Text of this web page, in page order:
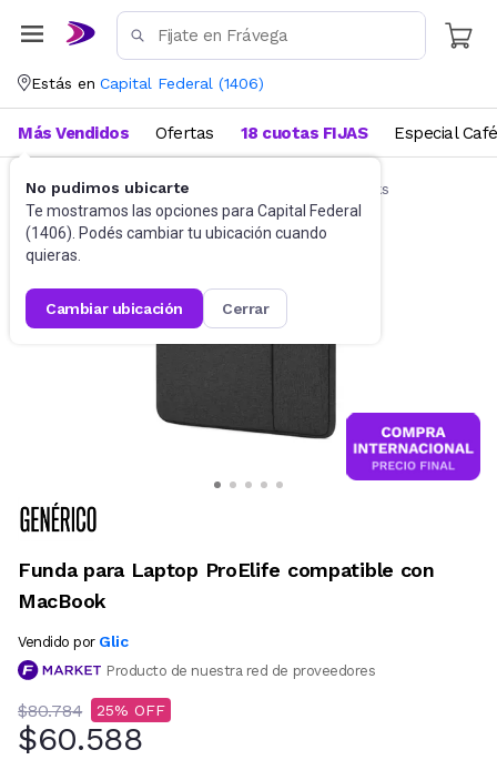
Estás en Capital Federal (1406)
No pudimos ubicarte
Te mostramos las opciones para Capital Federal
(1406). Podés cambiar tu ubicación cuando
quieras.
cambiar ubicación cerrar
Más Vendidos Ofertas 18 cuotas FIJAS Especial Café
Accesorios de Informática Funda Notebooks
Funda para Laptop ProElife compatible con
MacBook
Vendido por Glic
Producto de nuestra red de proveedores
$80.784 25
$60.588